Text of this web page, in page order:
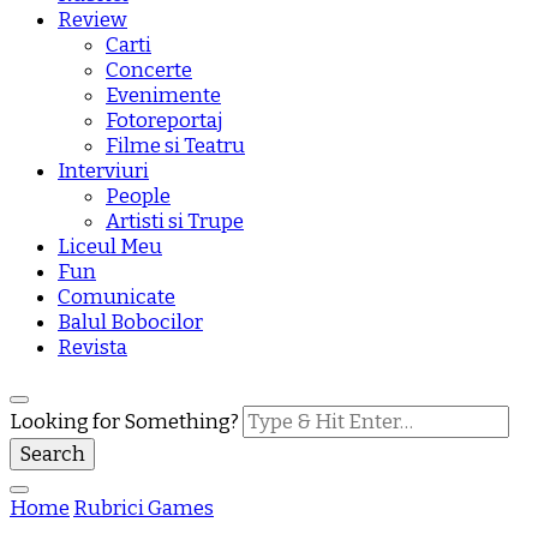
Review
Carti
Concerte
Evenimente
Fotoreportaj
Filme si Teatru
Interviuri
People
Artisti si Trupe
Liceul Meu
Fun
Comunicate
Balul Bobocilor
Revista
Looking for Something?
Home RubriciGames